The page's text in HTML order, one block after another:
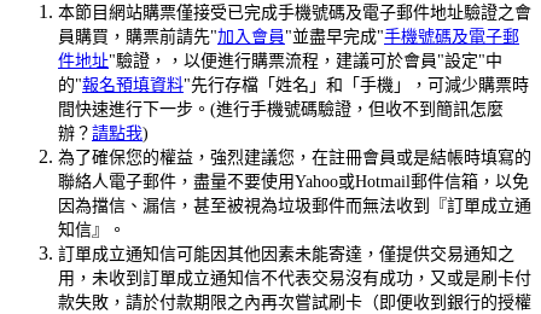
本節目網站購票僅接受已完成手機號碼及電子郵件地址驗證之會
員購買，購票前請先"加入會員 "並盡早完成"手機號碼及電子郵
件地址"驗證，，以便進行購票流程，建議可於會員"設定"中
的"報名預填資料"先行存檔「姓名」和「手機」，可減少購票時
間快速進行下一步。(進行手機號碼驗證，但收不到簡訊怎麼
辦？ 請點我)
為了確保您的權益，強烈建議您，在註冊會員或是結帳時填寫的
聯絡人電子郵件，盡量不要使用Yahoo或Hotmail郵件信箱，以免
因為擋信、漏信，甚至被視為垃圾郵件而無法收到『訂單成立通
知信』。
訂單成立通知信可能因其他因素未能寄達，僅提供交易通知之
用，未收到訂單成立通知信不代表交易沒有成功，又或是刷卡付
款失敗，請於付款期限之內再次嘗試刷卡（即便收到銀行的授權